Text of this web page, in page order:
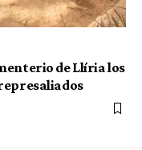
de Llíria los